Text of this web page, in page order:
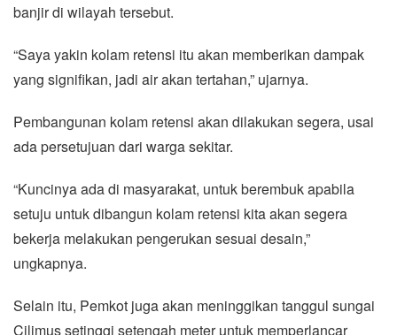
banjir di wilayah tersebut.
“Saya yakin kolam retensi itu akan memberikan dampak
yang signifikan, jadi air akan tertahan,” ujarnya.
Pembangunan kolam retensi akan dilakukan segera, usai
ada persetujuan dari warga sekitar.
“Kuncinya ada di masyarakat, untuk berembuk apabila
setuju untuk dibangun kolam retensi kita akan segera
bekerja melakukan pengerukan sesuai desain,”
ungkapnya.
Selain itu, Pemkot juga akan meninggikan tanggul sungai
Cilimus setinggi setengah meter untuk memperlancar